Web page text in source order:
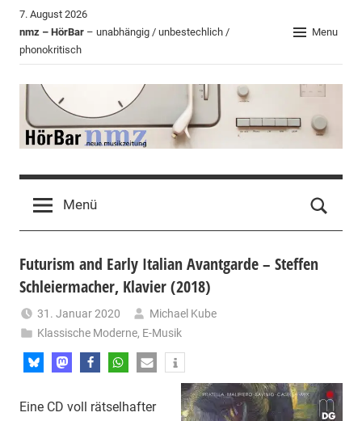
Zum
Inhalt
springen
7. August 2026
nmz – HörBar – unabhängig / unbestechlich /
phonokritisch
Menu
HörBar
der
nmz
Menü
Futurism and Early Italian Avantgarde – Steffen
Schleiermacher, Klavier (2018)
31. Januar 2020
Michael Kube
Klassische Moderne, E-Musik
Eine CD voll rätselhafter